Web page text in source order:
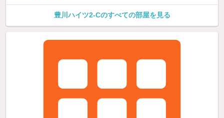
豊川ハイツ2-Cのすべての部屋を見る